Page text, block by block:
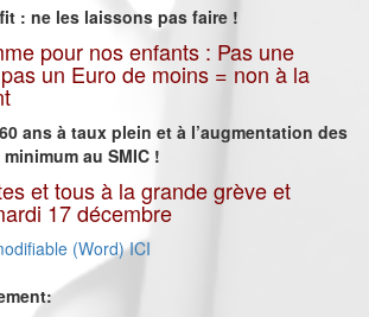
: ne les laissons pas faire !
pour nos enfants : Pas une
un Euro de moins = non à la
ans à taux plein et à l’augmentation des
au SMIC !
et tous à la grande grève et
17 décembre
(Word) ICI